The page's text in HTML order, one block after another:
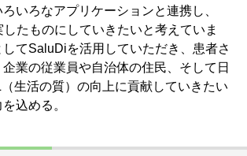
いろなアプリケーションと連携し、
たものにしていきたいと考えていま
てSaluDiを活用していただき、患者さ
業の従業員や自治体の住民、そして日
生活の質）の向上に貢献していきたい
込める。